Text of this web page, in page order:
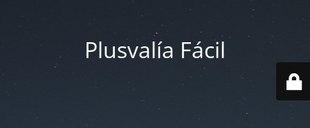
Plusvalía Fácil